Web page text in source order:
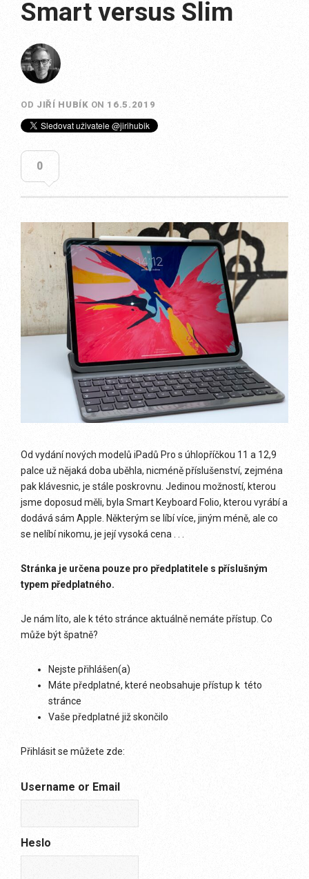
Smart versus Slim
OD JIŘÍ HUBÍK ON 16.5.2019
0
Od vydání nových modelů iPadů Pro s úhlopříčkou 11 a 12,9
palce už nějaká doba uběhla, nicméně příslušenství, zejména
pak klávesnic, je stále poskrovnu. Jedinou možností, kterou
jsme doposud měli, byla Smart Keyboard Folio, kterou vyrábí a
dodává sám Apple. Některým se líbí více, jiným méně, ale co
se nelíbí nikomu, je její vysoká cena . . .
Stránka je určena pouze pro předplatitele s příslušným
typem předplatného.
Je nám líto, ale k této stránce aktuálně nemáte přístup. Co
může být špatně?
Nejste přihlášen(a)
Máte předplatné, které neobsahuje přístup k této
stránce
Vaše předplatné již skončilo
Přihlásit se můžete zde:
Username or Email
Heslo